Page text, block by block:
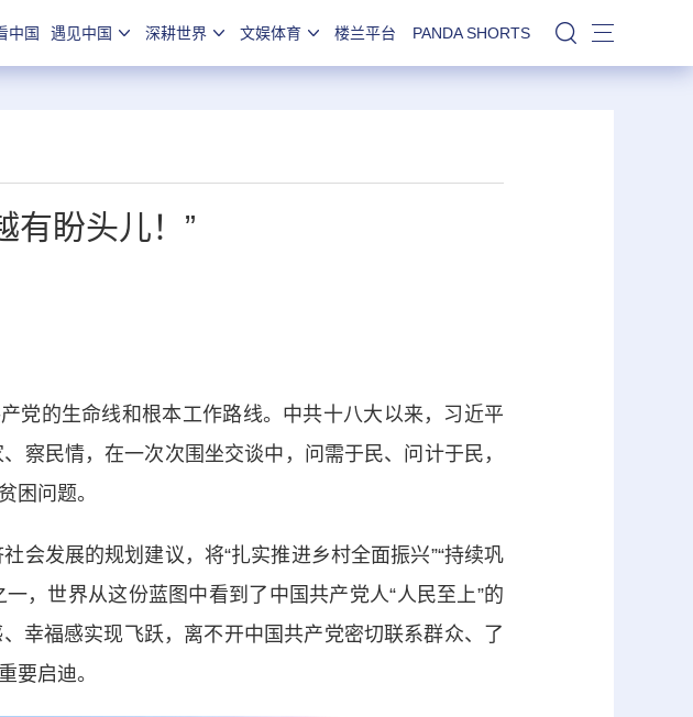
中国 遇见中国 深耕世界 文娱体育 楼兰平台 PANDA SHORTS 站内搜索
有盼头儿！”
的生命线和根本工作路线。中共十八大以来，习近平
察民情，在一次次围坐交谈中，问需于民、问计于民，
困问题。
发展的规划建议，将“扎实推进乡村全面振兴”“持续巩
，世界从这份蓝图中看到了中国共产党人“人民至上”的
幸福感实现飞跃，离不开中国共产党密切联系群众、了
要启迪。